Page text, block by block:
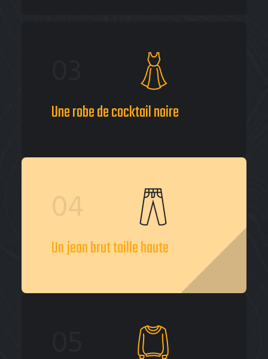
Une robe de cocktail noire
Un jean brut taille haute